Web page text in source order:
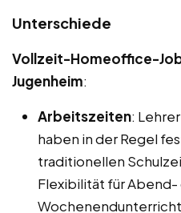
Unterschiede
Vollzeit-Homeoffice-
Jugenheim:
Arbeitszeiten:
haben in der Regel
traditionellen
Flexibilität für